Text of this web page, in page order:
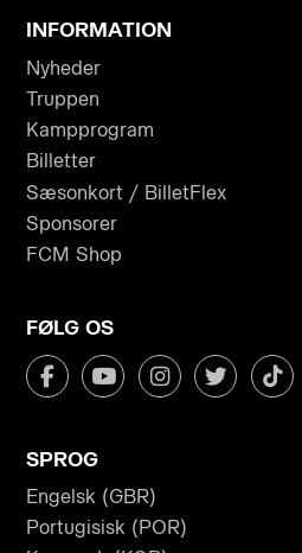
INFORMATION
Nyheder
Truppen
Kampprogram
Billetter
Sæsonkort / BilletFlex
Sponsorer
FCM Shop
FØLG OS
SPROG
Engelsk (GBR)
Portugisisk (POR)